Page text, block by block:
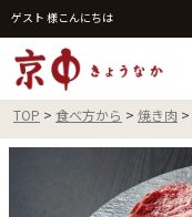
ゲスト 様こんにちは
TOP 食べ方から 焼き肉